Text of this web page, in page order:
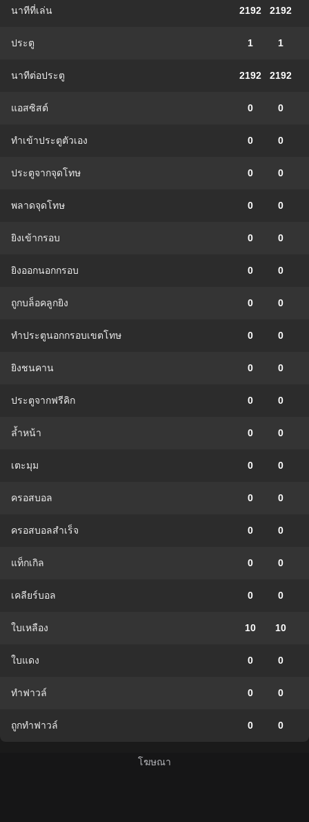
นาทีที่เล่น 2192 2192
ประตู 1 1
นาทีต่อประตู 2192 2192
แอสซิสต์ 0 0
ทําเข้าประตูตัวเอง 0 0
ประตูจากจุดโทษ 0 0
พลาดจุดโทษ 0 0
ยิงเข้ากรอบ 0 0
ยิงออกนอกกรอบ 0 0
ถูกบล็อคลูกยิง 0 0
ทำประตูนอกกรอบเขตโทษ 0 0
ยิงชนคาน 0 0
ประตูจากฟรีคิก 0 0
ล้ำหน้า 0 0
เตะมุม 0 0
ครอสบอล 0 0
ครอสบอลสำเร็จ 0 0
แท็กเกิล 0 0
เคลียร์บอล 0 0
ใบเหลือง 10 10
ใบแดง 0 0
ทำฟาวล์ 0 0
ถูกทำฟาวล์ 0 0